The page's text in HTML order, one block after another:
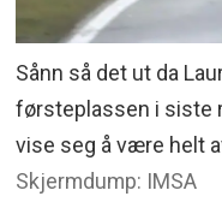
Sånn så det ut da
førsteplassen i siste
vise seg å være helt
Skjermdump: IMSA